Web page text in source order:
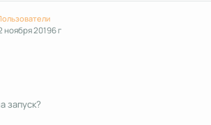
ноября 20196 г
запуск?